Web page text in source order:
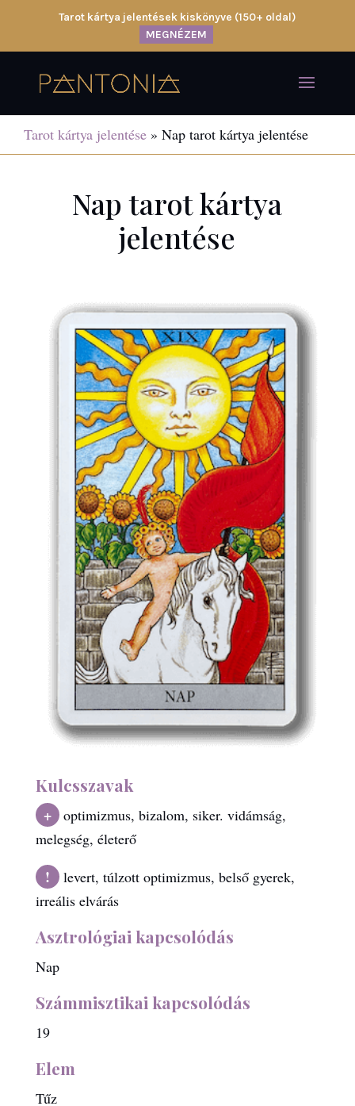
Tarot kártya jelentések kiskönyve (150+ oldal)
MEGNÉZEM
Tarot kártya jelentése » Nap tarot kártya jelentése
Nap tarot kártya
jelentése
Kulcsszavak
+ optimizmus, bizalom, siker. vidámság,
melegség, életerő
! levert, túlzott optimizmus, belső gyerek,
irreális elvárás
Asztrológiai kapcsolódás
Nap
Számmisztikai kapcsolódás
19
Elem
Tűz